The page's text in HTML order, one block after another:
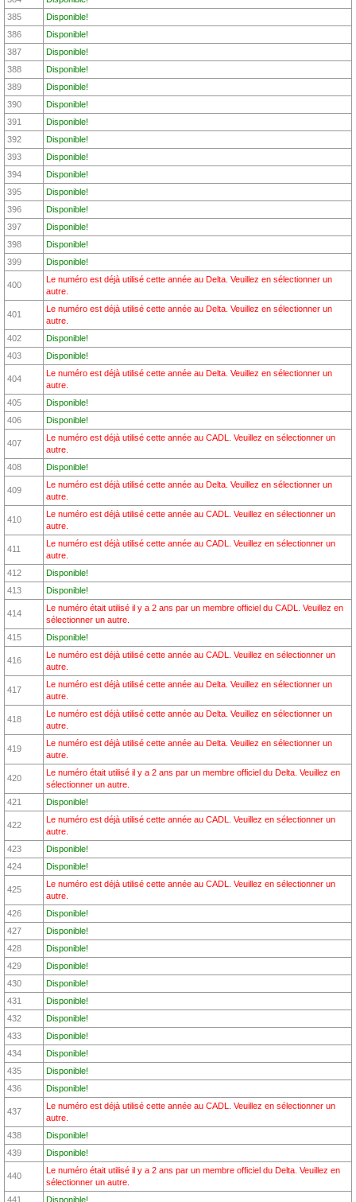
385
Disponible!
386
Disponible!
387
Disponible!
388
Disponible!
389
Disponible!
390
Disponible!
391
Disponible!
392
Disponible!
393
Disponible!
394
Disponible!
395
Disponible!
396
Disponible!
397
Disponible!
398
Disponible!
399
Disponible!
400
Le numéro est déjà utilisé cette année au Delta. Veuillez en sélectionner un
autre.
401
Le numéro est déjà utilisé cette année au Delta. Veuillez en sélectionner un
autre.
402
Disponible!
403
Disponible!
404
Le numéro est déjà utilisé cette année au Delta. Veuillez en sélectionner un
autre.
405
Disponible!
406
Disponible!
407
Le numéro est déjà utilisé cette année au CADL. Veuillez en sélectionner un
autre.
408
Disponible!
409
Le numéro est déjà utilisé cette année au Delta. Veuillez en sélectionner un
autre.
410
Le numéro est déjà utilisé cette année au CADL. Veuillez en sélectionner un
autre.
411
Le numéro est déjà utilisé cette année au CADL. Veuillez en sélectionner un
autre.
412
Disponible!
413
Disponible!
414
Le numéro était utilisé il y a 2 ans par un membre officiel du CADL. Veuillez en
sélectionner un autre.
415
Disponible!
416
Le numéro est déjà utilisé cette année au CADL. Veuillez en sélectionner un
autre.
417
Le numéro est déjà utilisé cette année au Delta. Veuillez en sélectionner un
autre.
418
Le numéro est déjà utilisé cette année au Delta. Veuillez en sélectionner un
autre.
419
Le numéro est déjà utilisé cette année au Delta. Veuillez en sélectionner un
autre.
420
Le numéro était utilisé il y a 2 ans par un membre officiel du Delta. Veuillez en
sélectionner un autre.
421
Disponible!
422
Le numéro est déjà utilisé cette année au CADL. Veuillez en sélectionner un
autre.
423
Disponible!
424
Disponible!
425
Le numéro est déjà utilisé cette année au CADL. Veuillez en sélectionner un
autre.
426
Disponible!
427
Disponible!
428
Disponible!
429
Disponible!
430
Disponible!
431
Disponible!
432
Disponible!
433
Disponible!
434
Disponible!
435
Disponible!
436
Disponible!
437
Le numéro est déjà utilisé cette année au CADL. Veuillez en sélectionner un
autre.
438
Disponible!
439
Disponible!
440
Le numéro était utilisé il y a 2 ans par un membre officiel du Delta. Veuillez en
sélectionner un autre.
441
Disponible!